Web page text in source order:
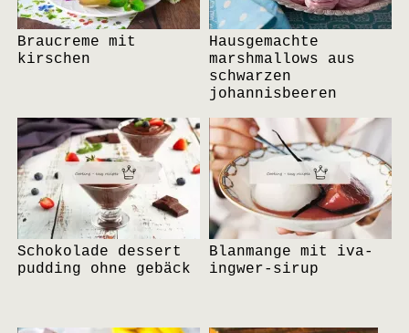
Braucreme mit
kirschen
Hausgemachte
marshmallows aus
schwarzen
johannisbeeren
Schokolade dessert
pudding ohne gebäck
Blanmange mit iva-
ingwer-sirup